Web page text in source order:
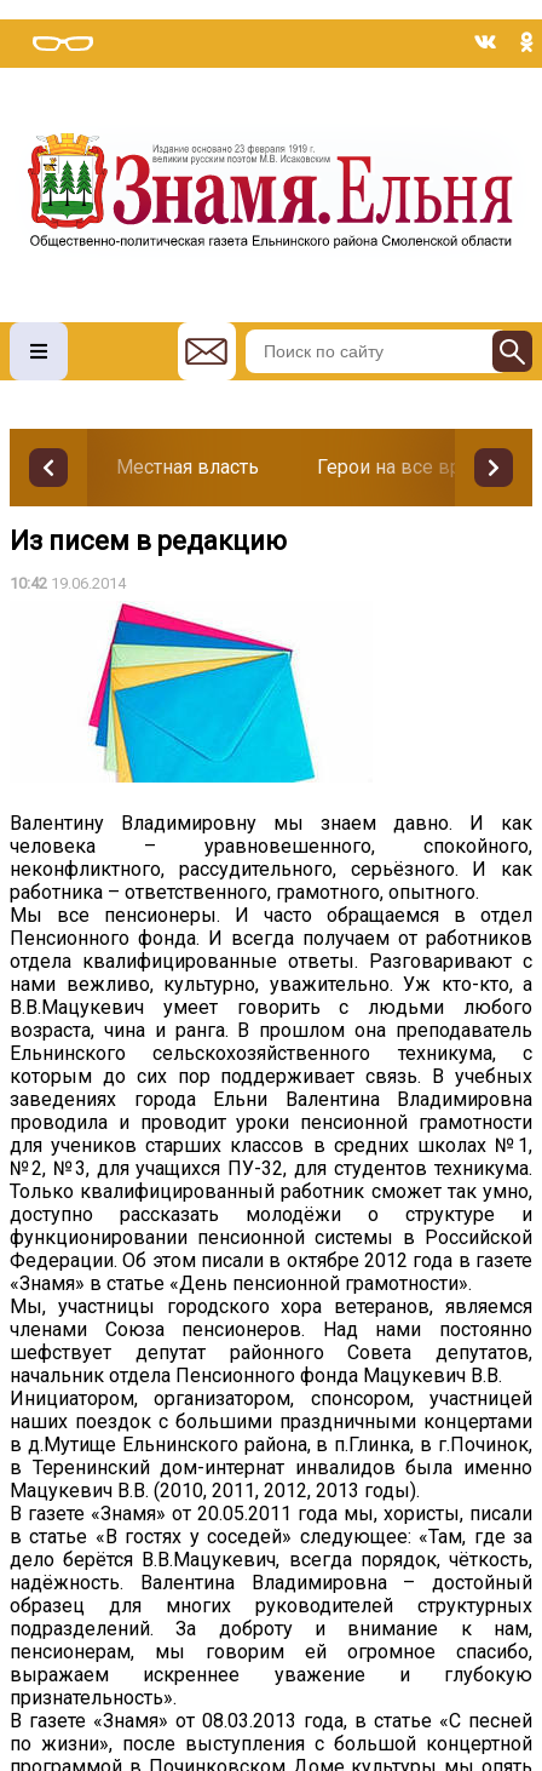
Местная власть Герои на все времена
Из писем в редакцию
10:42 19.06.2014
Валентину Владимировну мы знаем давно. И как
человека – уравновешенного, спокойного,
неконфликтного, рассудительного, серьёзного. И как
работника – ответственного, грамотного, опытного.
Мы все пенсионеры. И часто обращаемся в отдел
Пенсионного фонда. И всегда получаем от работников
отдела квалифицированные ответы. Разговаривают с
нами вежливо, культурно, уважительно. Уж кто-кто, а
В.В.Мацукевич умеет говорить с людьми любого
возраста, чина и ранга. В прошлом она преподаватель
Ельнинского сельскохозяйственного техникума, с
которым до сих пор поддерживает связь. В учебных
заведениях города Ельни Валентина Владимировна
проводила и проводит уроки пенсионной грамотности
для учеников старших классов в средних школах №1,
№2, №3, для учащихся ПУ-32, для студентов техникума.
Только квалифицированный работник сможет так умно,
доступно рассказать молодёжи о структуре и
функционировании пенсионной системы в Российской
Федерации. Об этом писали в октябре 2012 года в газете
«Знамя» в статье «День пенсионной грамотности».
Мы, участницы городского хора ветеранов, являемся
членами Союза пенсионеров. Над нами постоянно
шефствует депутат районного Совета депутатов,
начальник отдела Пенсионного фонда Мацукевич В.В.
Инициатором, организатором, спонсором, участницей
наших поездок с большими праздничными концертами
в д.Мутище Ельнинского района, в п.Глинка, в г.Починок,
в Теренинский дом-интернат инвалидов была именно
Мацукевич В.В. (2010, 2011, 2012, 2013 годы).
В газете «Знамя» от 20.05.2011 года мы, хористы, писали
в статье «В гостях у соседей» следующее: «Там, где за
дело берётся В.В.Мацукевич, всегда порядок, чёткость,
надёжность. Валентина Владимировна – достойный
образец для многих руководителей структурных
подразделений. За доброту и внимание к нам,
пенсионерам, мы говорим ей огромное спасибо,
выражаем искреннее уважение и глубокую
признательность».
В газете «Знамя» от 08.03.2013 года, в статье «С песней
по жизни», после выступления с большой концертной
программой в Починковском Доме культуры мы опять